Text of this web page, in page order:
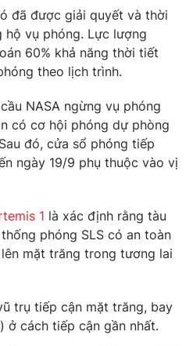
VTV8
English
báo điện tử số 483/GP-BTTTT
đã được giải quyết và thời
vụ phóng. Lực lượng
60% khả năng thời tiết
theo lịch trình.
NASA ngừng vụ phóng
có cơ hội phóng dự phòng
đó, cửa sổ phóng tiếp
ngày 19/9 phụ thuộc vào vị
1 là xác định rằng tàu
phóng SLS có an toàn
mặt trăng trong tương lai
trụ tiếp cận mặt trăng, bay
ở cách tiếp cận gần nhất.